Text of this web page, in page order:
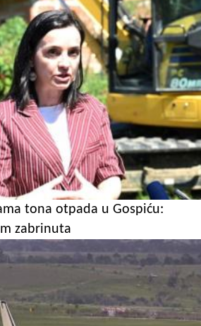
tona otpada u Gospiću:
zabrinuta